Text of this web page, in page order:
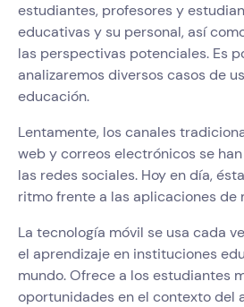
estudiantes, profesores y
educativas y su personal, así
las perspectivas potenciales. Es
analizaremos diversos casos de
educación.
Lentamente, los canales
web y correos electrónicos se
las redes sociales. Hoy en día,
ritmo frente a las aplicaciones de
La tecnología móvil se usa cada
el aprendizaje en instituciones
mundo. Ofrece a los estudiantes
oportunidades en el contexto del